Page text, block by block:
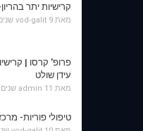
קרישיות יתר
מאת vod-galit 9 שנים
פרופ' קרסו |
עידן שולט
מאת admin 11 שנים
טיפולי פוריות-